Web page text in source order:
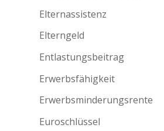
Elternassistenz
Elterngeld
Entlastungsbeitrag
Erwerbsfähigkeit
Erwerbsminderungsrente
Euroschlüssel